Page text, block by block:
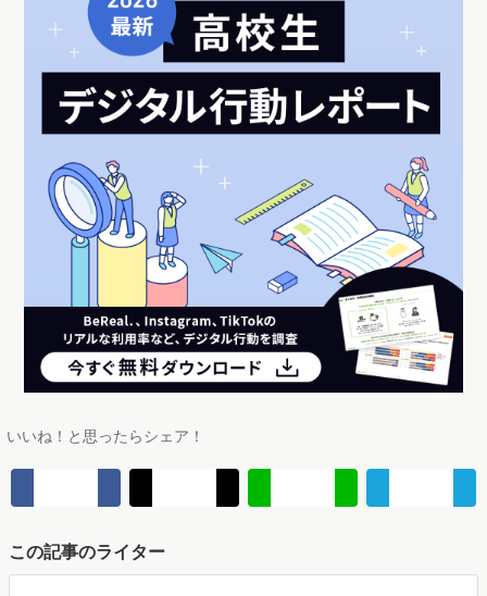
いいね！と思ったらシェア！
この記事のライター